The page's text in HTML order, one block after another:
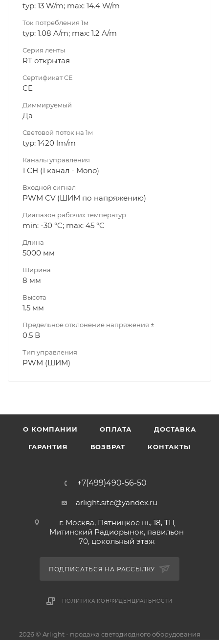
typ: 13 W/m; max: 14.4 W/m
Ток потребления 1м
typ: 1.08 A/m; max: 1.2 A/m
Серия ленты
RT открытая
Сертификат CE
CE
Диммируeмый
Да
Световой поток на 1м
typ: 1420 lm/m
Каналы управления
1 CH (1 канал - Mono)
Входной сигнал
PWM СV (ШИМ по напряжению)
Диапазон рабочих температур
min: -30 °C; max: 45 °C
Длина
5000 мм
Ширина
8 мм
Высота
1.5 мм
Предельное отклонение напряжения ±
0.5 В
Тип управления
PWM (ШИМ)
О КОМПАНИИ ОПЛАТА ДОСТАВКА
ГАРАНТИЯ ВОЗВРАТ КОНТАКТЫ
+7(499)490-56-50
arlight.site@yandex.ru
г. Москва, Пятницкое ш., 18, ТЦ
Митинский Радиорынок, павильон
70, цокольный этаж
ПОДПИСАТЬСЯ НА РАССЫЛКУ
ПОЛИТИКА КОНФИДЕНЦИАЛЬНОСТИ
2026 © Arlight - продажа светодиодного оборудования